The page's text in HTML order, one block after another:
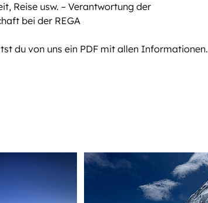
Reise usw. – Verantwortung der
bei der REGA
du von uns ein PDF mit allen Informationen.